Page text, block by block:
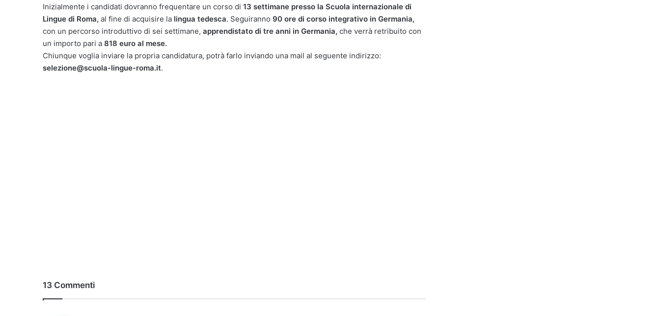
Inizialmente i candidati dovranno frequentare un corso di 13 settimane presso la Scuola internazionale di
Lingue di Roma, al fine di acquisire la lingua tedesca. Seguiranno 90 ore di corso integrativo in Germania,
con un percorso introduttivo di sei settimane, apprendistato di tre anni in Germania, che verrà retribuito con
un importo pari a 818 euro al mese.
Chiunque voglia inviare la propria candidatura, potrà farlo inviando una mail al seguente indirizzo:
selezione@scuola-lingue-roma.it.
13 Commenti